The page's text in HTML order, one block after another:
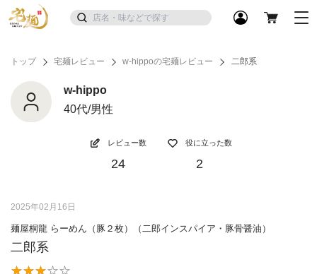
トップ 宅麺レビュー w-hippoの宅麺レビュー 二郎系
w-hippo
40代/男性
レビュー数
24
役に立った数
2
2025年02月16日
麺屋桐龍 らーめん（豚２枚）（二郎インスパイア・豚骨醤油）
二郎系